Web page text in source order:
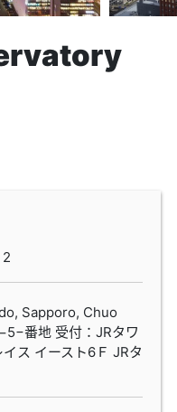
Sapporo, Chuo
番地 受付：JRタワ
ス イースト6Ｆ JRタ